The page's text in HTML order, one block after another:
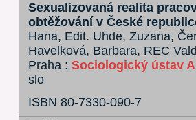
Sexualizovaná realita
obtěžování v České
Hana, Edit. Uhde, Zuzana,
Havelková, Barbara, REC
Praha : Sociologický ústav
slo
ISBN 80-7330-090-7